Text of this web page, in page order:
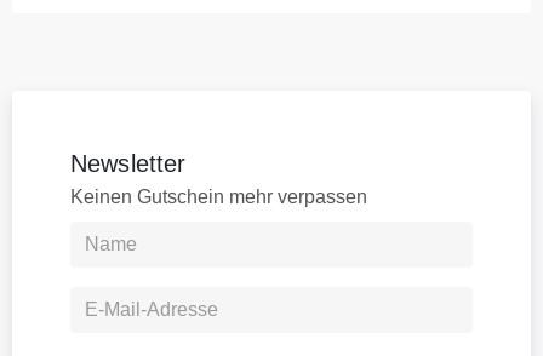
Newsletter
Keinen Gutschein mehr verpassen